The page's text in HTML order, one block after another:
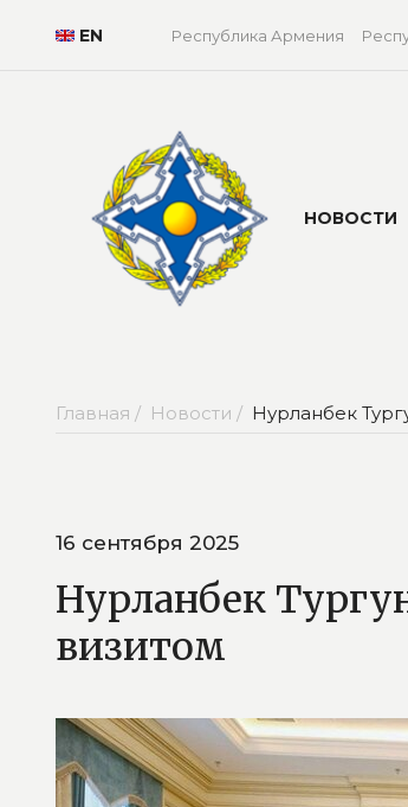
EN Республика Армения
НОВОСТИ
Главная / Новости / Нурланбек
16 сентября 2025
Нурланбек
визитом